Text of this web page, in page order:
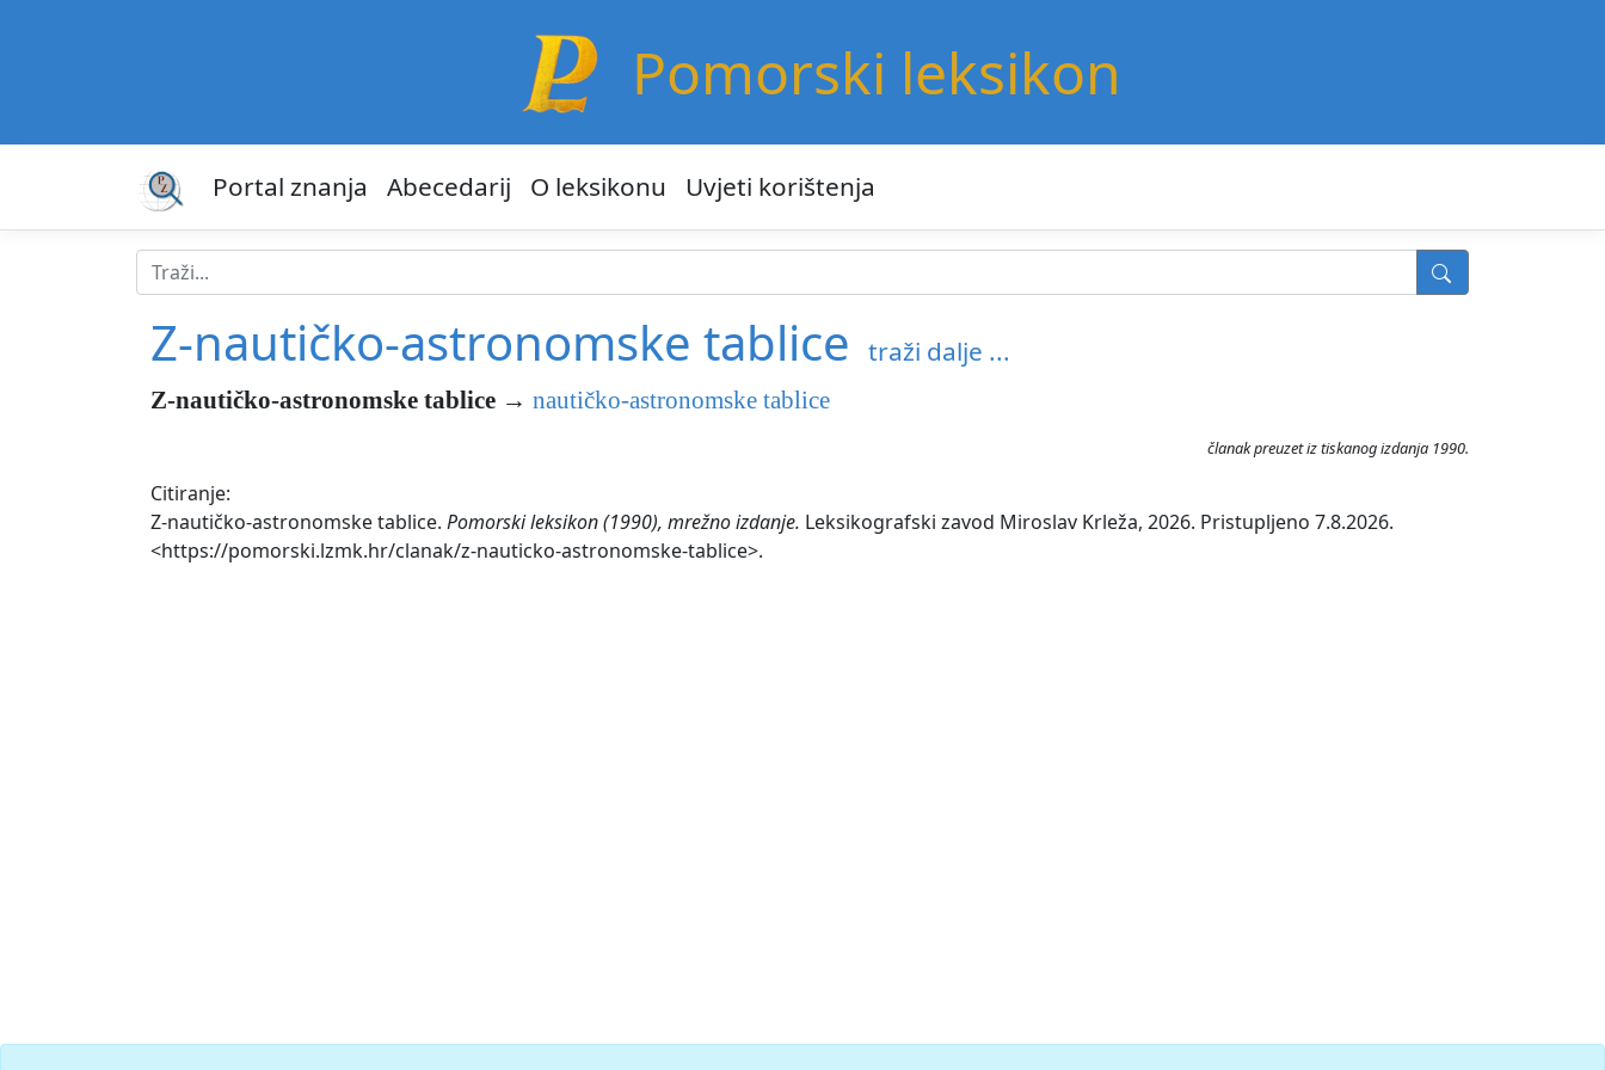
Pomorski leksikon
Portal znanja Abecedarij O leksikonu Uvjeti korištenja
Z-nautičko-astronomske tablice traži dalje ...
Z-nautičko-astronomske tablice → nautičko-astronomske tablice
članak preuzet iz tiskanog izdanja 1990.
Citiranje:
Z-nautičko-astronomske tablice. Pomorski leksikon (1990), mrežno izdanje. Leksikografski zavod Miroslav Krleža, 2026. Pristupljeno 7.8.2026.
<https://pomorski.lzmk.hr/clanak/z-nauticko-astronomske-tablice>.